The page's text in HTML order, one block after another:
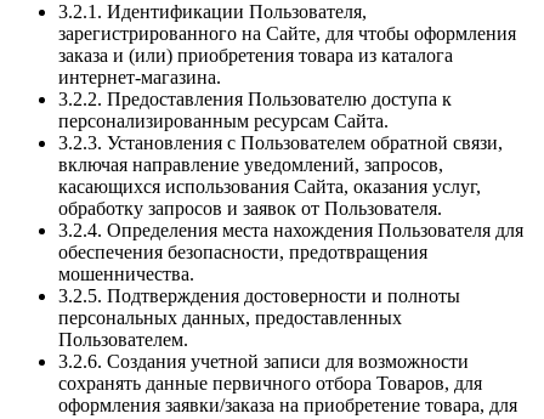
3.2.1. Идентификации Пользователя,
зарегистрированного на Сайте, для чтобы оформления
заказа и (или) приобретения товара из каталога
интернет-магазина.
3.2.2. Предоставления Пользователю доступа к
персонализированным ресурсам Сайта.
3.2.3. Установления с Пользователем обратной связи,
включая направление уведомлений, запросов,
касающихся использования Сайта, оказания услуг,
обработку запросов и заявок от Пользователя.
3.2.4. Определения места нахождения Пользователя для
обеспечения безопасности, предотвращения
мошенничества.
3.2.5. Подтверждения достоверности и полноты
персональных данных, предоставленных
Пользователем.
3.2.6. Создания учетной записи для возможности
сохранять данные первичного отбора Товаров, для
оформления заявки/заказа на приобретение товара, для